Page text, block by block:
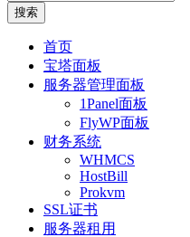
搜索
首页
宝塔面板
服务器管理面板
1Panel面板
FlyWP面板
财务系统
WHMCS
HostBill
Prokvm
SSL证书
服务器租用